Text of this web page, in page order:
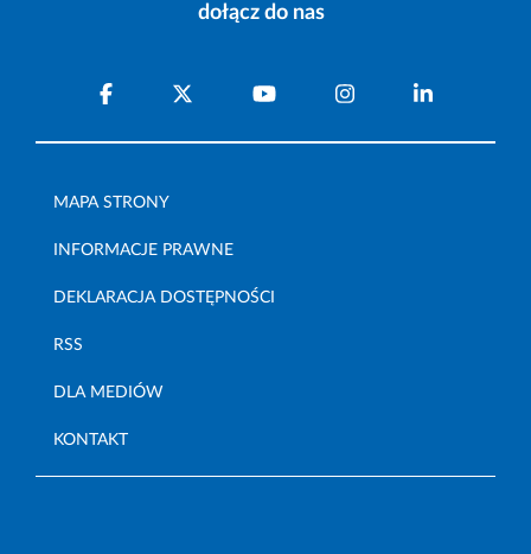
dołącz do nas
MAPA STRONY
INFORMACJE PRAWNE
DEKLARACJA DOSTĘPNOŚCI
RSS
DLA MEDIÓW
KONTAKT